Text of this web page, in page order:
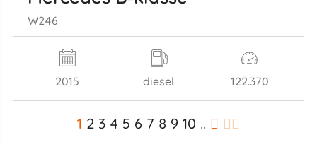
W246
2015 diesel 122.370
1 2 3 4 5 6 7 8 9 10 ..